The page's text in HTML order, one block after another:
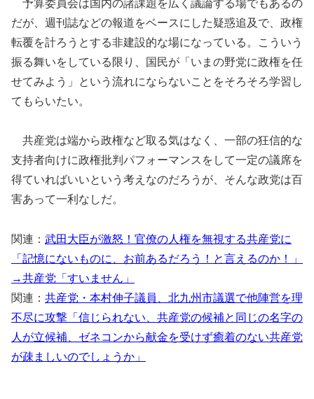
予算委員会は国内の諸課題を広く議論する場でもあるの
だが、週刊誌などの報道をベースにした疑惑追及で、政権
転覆を計ろうとする非建設的な場になっている。こういう
振る舞いをしている限り、国民が「いまの野党に政権を任
せてみよう」という流れにならないことをそろそろ学習し
てもらいたい。
共産党は端から政権など取る気はなく、一部の狂信的な
支持者向けに政権批判パフォーマンスをして一定の議席を
得ていればいいという考えなのだろうが、そんな政党は百
害あって一利なしだ。
関連： 武田大臣が激怒！官僚の人権を無視する共産党に
「記憶にないものに、お前あるだろう！と言えるのか！」
→共産党「すいません」
関連： 共産党・本村伸子議員、北九州市議選で他陣営を理
不尽に攻撃「信じられない、共産党の候補と同じの名字の
人が立候補、ゼネコンから献金を受けず癒着のない共産党
が疎ましいのでしょうか」